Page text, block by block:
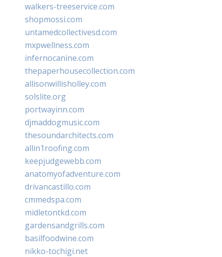
walkers-treeservice.com
shopmossi.com
untamedcollectivesd.com
mxpwellness.com
infernocanine.com
thepaperhousecollection.com
allisonwillisholley.com
solslite.org
portwayinn.com
djmaddogmusic.com
thesoundarchitects.com
allin1roofing.com
keepjudgewebb.com
anatomyofadventure.com
drivancastillo.com
cmmedspa.com
midletontkd.com
gardensandgrills.com
basilfoodwine.com
nikko-tochigi.net